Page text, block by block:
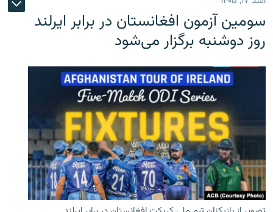
سومین آزمون افغانستان در برابر ایرلند
روز دوشنبه برگزار می‌شود